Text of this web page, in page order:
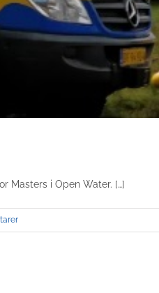
Masters i Open Water. […]